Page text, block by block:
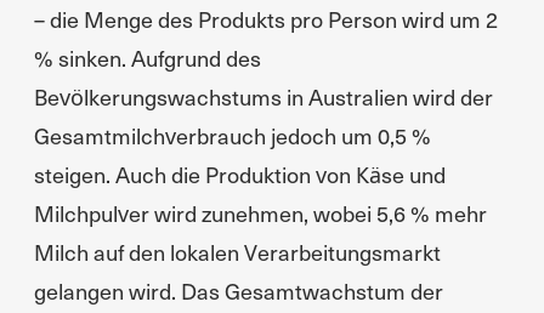
– die Menge des Produkts pro Person wird um 2
% sinken. Aufgrund des
Bevölkerungswachstums in Australien wird der
Gesamtmilchverbrauch jedoch um 0,5 %
steigen. Auch die Produktion von Käse und
Milchpulver wird zunehmen, wobei 5,6 % mehr
Milch auf den lokalen Verarbeitungsmarkt
gelangen wird. Das Gesamtwachstum der